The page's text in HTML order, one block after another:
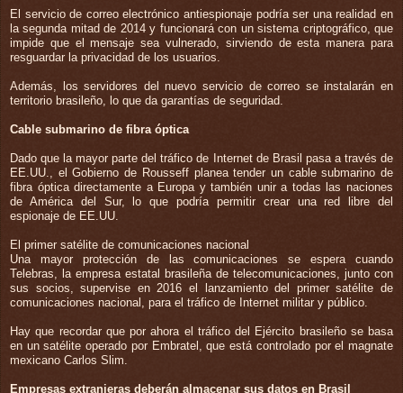
El servicio de correo electrónico antiespionaje podría ser una realidad en
la segunda mitad de 2014 y funcionará con un sistema criptográfico, que
impide que el mensaje sea vulnerado, sirviendo de esta manera para
resguardar la privacidad de los usuarios.
Además, los servidores del nuevo servicio de correo se instalarán en
territorio brasileño, lo que da garantías de seguridad.
Cable submarino de fibra óptica
Dado que la mayor parte del tráfico de Internet de Brasil pasa a través de
EE.UU., el Gobierno de Rousseff planea tender un cable submarino de
fibra óptica directamente a Europa y también unir a todas las naciones
de América del Sur, lo que podría permitir crear una red libre del
espionaje de EE.UU.
El primer satélite de comunicaciones nacional
Una mayor protección de las comunicaciones se espera cuando
Telebras, la empresa estatal brasileña de telecomunicaciones, junto con
sus socios, supervise en 2016 el lanzamiento del primer satélite de
comunicaciones nacional, para el tráfico de Internet militar y público.
Hay que recordar que por ahora el tráfico del Ejército brasileño se basa
en un satélite operado por Embratel, que está controlado por el magnate
mexicano Carlos Slim.
Empresas extranjeras deberán almacenar sus datos en Brasil